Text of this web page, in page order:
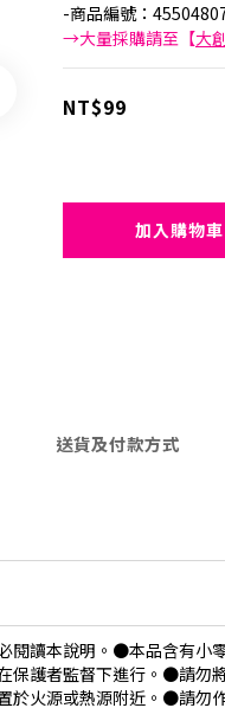
-商品編號：
→大量採購請至【大
NT$99
加入購物車
送貨及付款方式
讀本說明。●本品含有小
護者監督下進行。●請勿
火源或熱源附近。●請勿